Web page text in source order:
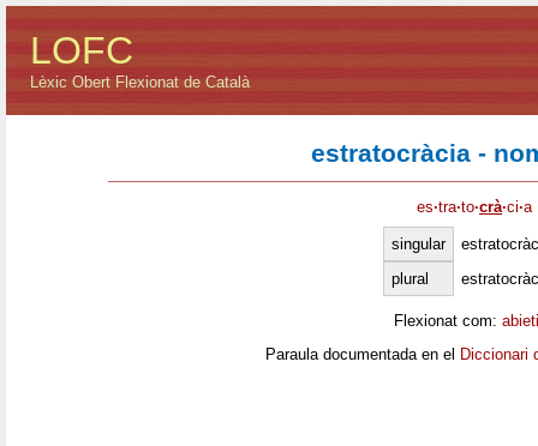
LOFC
Lèxic Obert Flexionat de Català
estratocràcia -
es·tra·to·crà·ci·a
singular
plural
Flexionat com:
Paraula documentada en el Diccionari